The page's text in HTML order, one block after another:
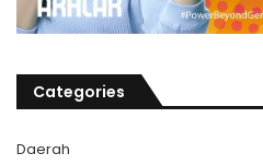
Categories
Daerah